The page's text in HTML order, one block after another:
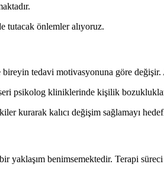
tutacak önlemler alıyoruz.
tedavi motivasyonuna göre
psikolog kliniklerinde kişilik
kurarak kalıcı değişim sağlamayı
yaklaşım benimsemektedir. Terapi